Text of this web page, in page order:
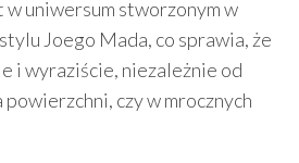
w uniwersum stworzonym w
Joego Mada, co sprawia, że
i wyraziście, niezależnie od
czy w mrocznych